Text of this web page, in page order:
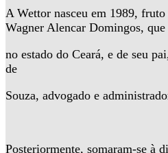
A Wettor nasceu em 1989,
Wagner Alencar Domingos,
no estado do Ceará, e de seu
de
Souza, advogado e
Posteriormente, somaram-se à